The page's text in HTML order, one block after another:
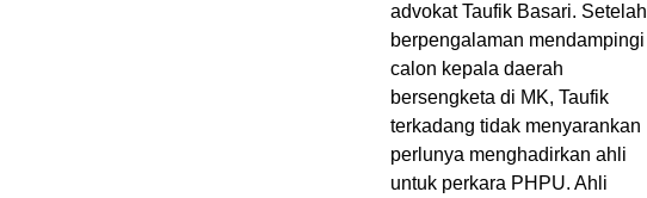
advokat Taufik Basari. Setelah
berpengalaman mendampingi
calon kepala daerah
bersengketa di MK, Taufik
terkadang tidak menyarankan
perlunya menghadirkan ahli
untuk perkara PHPU. Ahli